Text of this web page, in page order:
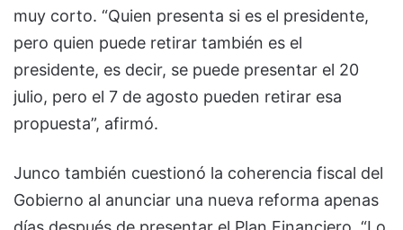
muy corto. “Quien presenta si es el presidente,
pero quien puede retirar también es el
presidente, es decir, se puede presentar el 20
julio, pero el 7 de agosto pueden retirar esa
propuesta”, afirmó.
Junco también cuestionó la coherencia fiscal del
Gobierno al anunciar una nueva reforma apenas